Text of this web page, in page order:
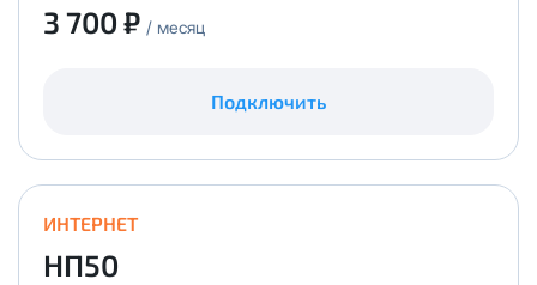
3 700 ₽ / месяц
Подключить
ИНТЕРНЕТ
НП50